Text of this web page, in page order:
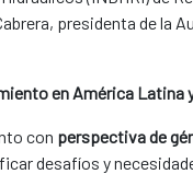
presidenta de la
en América Latina
con perspectiva de
desafíos y